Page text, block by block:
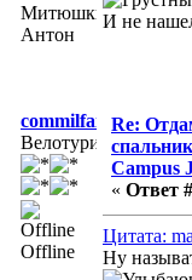
Митюшкин
Антон
И не
commilfait
Велотурист
Offline
Re:
Campus
« Ответ
Цитата:
Ну